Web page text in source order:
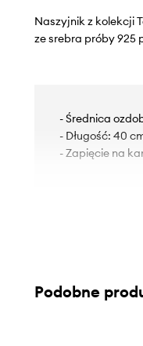
Naszyjnik z kolekcji
ze srebra próby 925
- Średnica
- Długość: 40
- Zapięcie na
Podobne